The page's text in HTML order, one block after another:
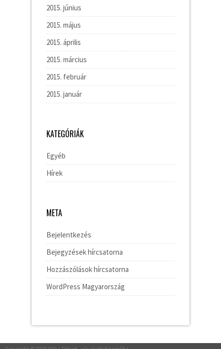
2015. június
2015. május
2015. április
2015. március
2015. február
2015. január
KATEGÓRIÁK
Egyéb
Hírek
META
Bejelentkezés
Bejegyzések hírcsatorna
Hozzászólások hírcsatorna
WordPress Magyarország